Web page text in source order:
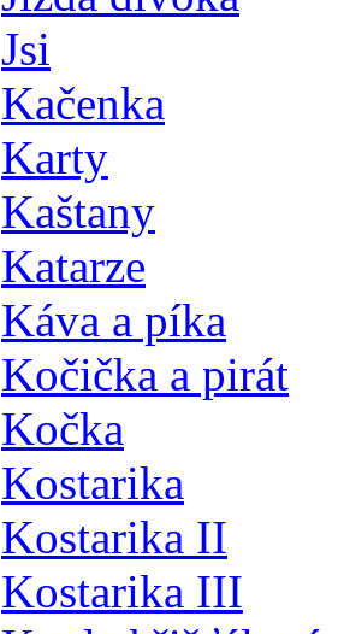
Jsi
Kačenka
Karty
Kaštany
Katarze
Káva a píka
Kočička a pirát
Kočka
Kostarika
Kostarika II
Kostarika III